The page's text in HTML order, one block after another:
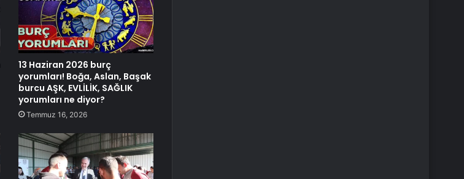
13 Haziran 2026 burç
yorumları! Boğa, Aslan, Başak
burcu AŞK, EVLİLİK, SAĞLIK
yorumları ne diyor?
Temmuz 16, 2026